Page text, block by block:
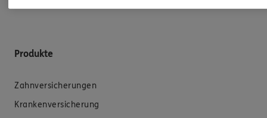
Produkte
Zahnversicherungen
Krankenversicherung